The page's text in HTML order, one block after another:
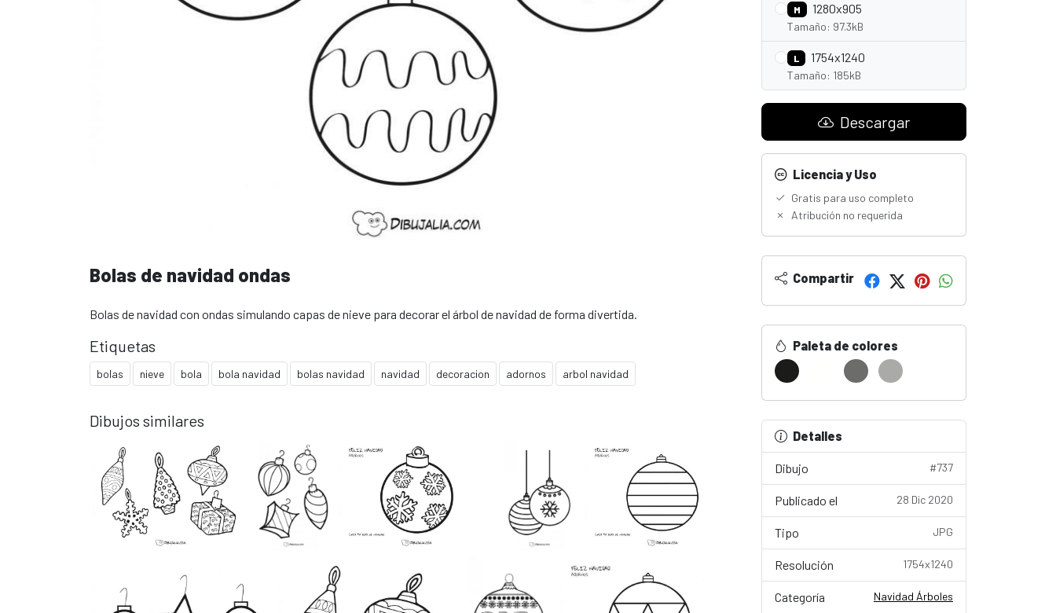
Bolas de navidad ondas
Bolas de navidad con ondas simulando capas de nieve para decorar el árbol de navidad de forma divertida.
Etiquetas
bolas nieve bola bola navidad bolas navidad navidad decoracion adornos arbol navidad
Dibujos similares
M 1280x905
Tamaño: 97.3kB
L 1754x1240
Tamaño: 185kB
Descargar
Licencia y Uso
Gratis para uso completo
Atribución no requerida
Compartir
Paleta de colores
Detalles
Dibujo #737
Publicado el 28 Dic 2020
Tipo JPG
Resolución 1754x1240
Categoría Navidad Árboles